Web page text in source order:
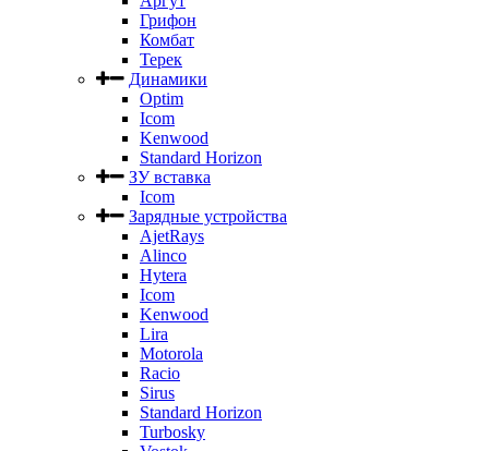
Грифон
Комбат
Терек
Динамики
Optim
Icom
Kenwood
Standard Horizon
ЗУ вставка
Icom
Зарядные устройства
AjetRays
Alinco
Hytera
Icom
Kenwood
Lira
Motorola
Racio
Sirus
Standard Horizon
Turbosky